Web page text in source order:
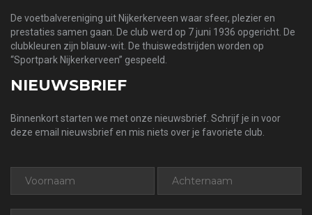
De voetbalvereniging uit Nijkerkerveen waar sfeer, plezier en
prestaties samen gaan. De club werd op 7 juni 1936 opgericht. De
clubkleuren zijn blauw-wit. De thuiswedstrijden worden op
“Sportpark Nijkerkerveen” gespeeld.
NIEUWSBRIEF
Binnenkort starten we met onze nieuwsbrief. Schrijf je in voor
deze email nieuwsbrief en mis niets over je favoriete club.